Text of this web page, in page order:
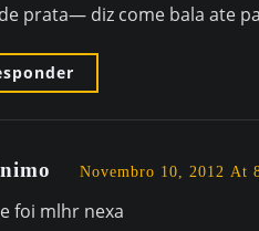
prata— diz come bala ate
Novembro 10, 2012 At
foi mlhr nexa